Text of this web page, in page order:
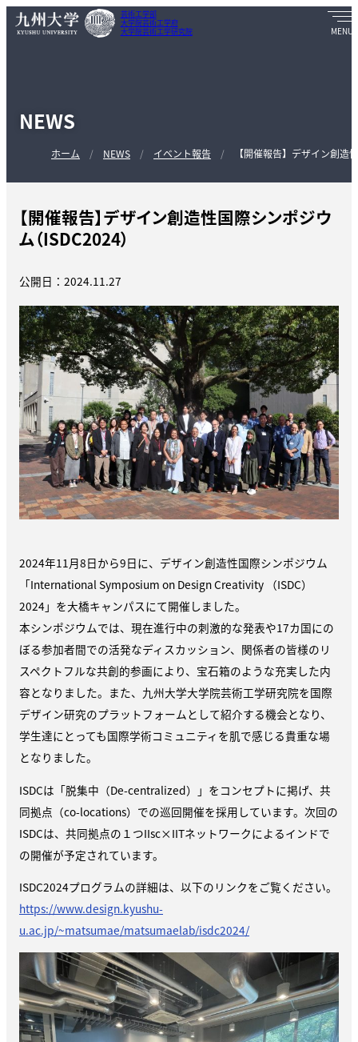
芸術工学部
大学院芸術工学府
大学院芸術工学研究院
NEWS
ホーム NEWS イベント報告 【開催報告】デザイン創造
【開催報告】デザイン創造性国際シンポジウ
ム（ISDC2024）
公開日：2024.11.27
2024年11月8日から9日に、デザイン創造性国際シンポジウム
「International Symposium on Design Creativity （ISDC）
2024」 を大橋キャンパスにて開催しました。
本シンポジウムでは、現在進行中の刺激的な発表や17カ国にの
ぼる参加者間での活発なディスカッション、関係者の皆様のリ
スペクトフルな共創的参画により、宝石箱のような充実した内
容となりました。また、九州大学大学院芸術工学研究院を国際
デザイン研究のプラットフォームとして紹介する機会となり、
学生達にとっても国際学術コミュニティを肌で感じる貴重な場
となりました。
ISDCは「脱集中（De-centralized）」をコンセプトに掲げ、共
同拠点（co-locations）での巡回開催を採用しています。 次回の
ISDCは、共同拠点の１つIIsc×IITネットワークによるインドで
の開催が予定されています。
ISDC2024プログラムの詳細は、以下のリンクをご覧ください。
https://www.design.kyushu-
u.ac.jp/~matsumae/matsumaelab/isdc2024/